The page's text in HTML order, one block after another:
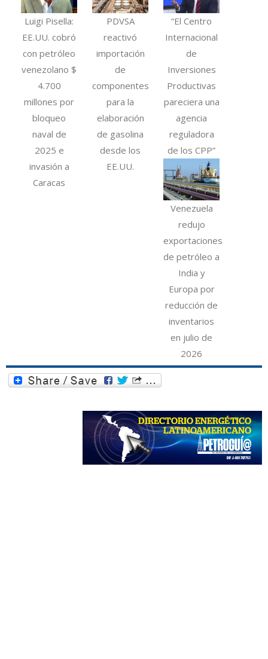
Luigi Pisella:
EE.UU. cobró
con petróleo
venezolano $
4.700
millones por
bloqueo
naval de
2025 e
invasión a
Caracas
PDVSA
reactivó
importación
de
componentes
para la
elaboración
de gasolina
desde los
EE.UU.
“El Centro
Internacional
de
Inversiones
Productivas
pareciera una
agencia
reguladora
de los CPP”
Venezuela
redujo
exportaciones
de petróleo a
India y
Europa por
reducción de
inventarios
en julio de
2026